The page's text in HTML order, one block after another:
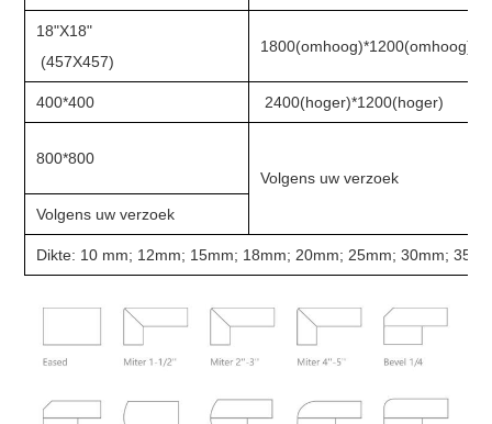
18"X18"
(457X457)
1800(omhoog)*1200(omhoog)
400*400 2400(hoger)*1200(hoger)
800*800
Volgens uw verzoek
Volgens uw verzoek
Dikte: 10 mm; 12mm; 15mm; 18mm; 20mm; 25mm; 30mm;